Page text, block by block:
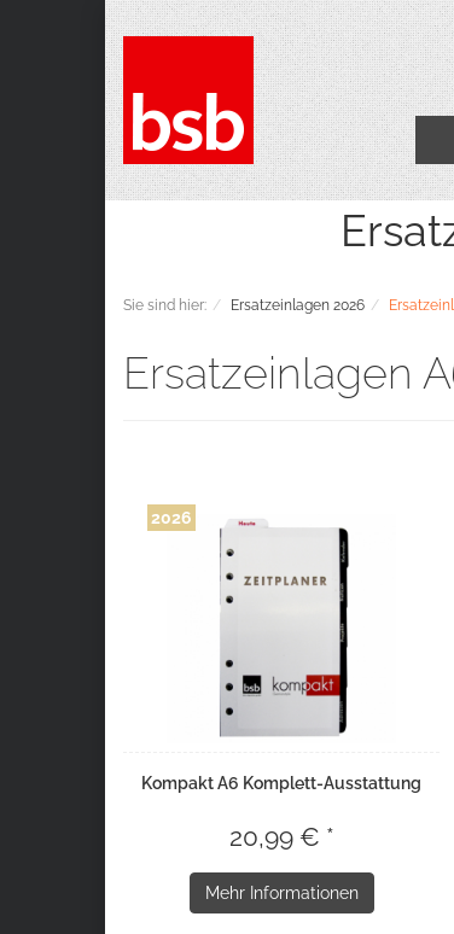
Sie sind hier: Ersatzeinlagen 2026
Ersatzeinlagen
2026
Kompakt A6 Komplett-Ausstattung
20,99 € *
Mehr Informationen